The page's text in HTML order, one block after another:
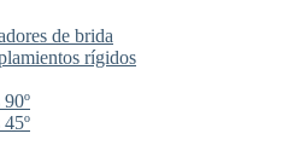
de brida
rígidos